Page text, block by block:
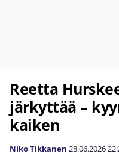
Reetta
järkyttää –
kaiken
Niko Tikkanen 28.06.2026